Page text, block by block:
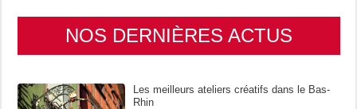
NOS DERNIÈRES ACTUS
Les meilleurs ateliers créatifs dans le Bas-
Rhin